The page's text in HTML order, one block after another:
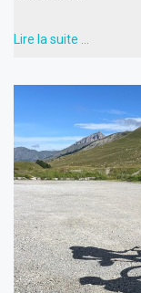
Lire la suite …